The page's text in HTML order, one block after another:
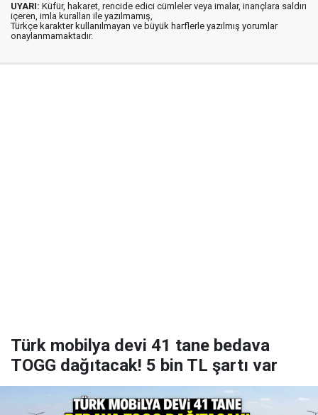
UYARI: Küfür, hakaret, rencide edici cümleler veya imalar, inançlara saldırı
içeren, imla kuralları ile yazılmamış,
Türkçe karakter kullanılmayan ve büyük harflerle yazılmış yorumlar
onaylanmamaktadır.
Türk mobilya devi 41 tane bedava
TOGG dağıtacak! 5 bin TL şartı var